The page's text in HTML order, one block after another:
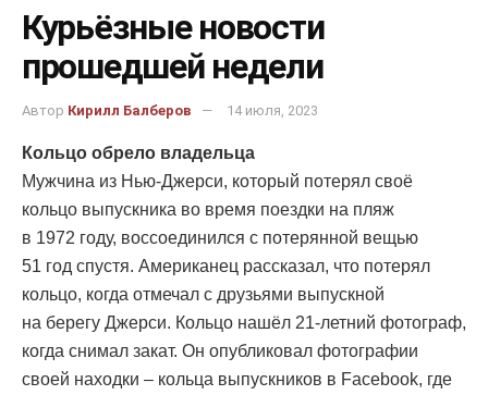
Курьёзные новости
прошедшей недели
Автор Кирилл Балберов 14 июля, 2023
Кольцо обрело владельца
Мужчина из Нью-Джерси, который потерял своё
кольцо выпускника во время поездки на пляж
в 1972 году, воссоединился с потерянной вещью
51 год спустя. Американец рассказал, что потерял
кольцо, когда отмечал с друзьями выпускной
на берегу Джерси. Кольцо нашёл 21-летний фотограф,
когда снимал закат. Он опубликовал фотографии
своей находки – кольца выпускников в Facebook, где